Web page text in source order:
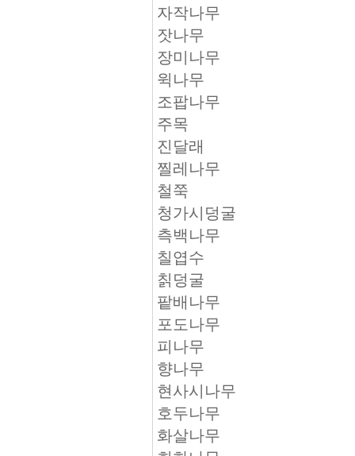
자작나무
잣나무
장미나무
윅나무
조팝나무
주목
진달래
찔레나무
철쭉
청가시덩굴
측백나무
칠엽수
칡덩굴
팥배나무
포도나무
피나무
향나무
현사시나무
호두나무
화살나무